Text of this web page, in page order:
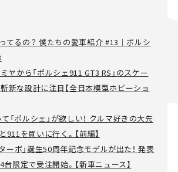
てるの？ 僕たちの愛車紹介 #13｜ポルシ
ヤから「ポルシェ911 GT3 RS」のスケー
新な設計に注目【全日本模型ホビーショ
「ポルシェ」が欲しい！ クルマ好きの大先
911を買いに行く。【前編】
ーボ」誕生50周年記念モデルが出た！ 発表
限定で受注開始。【新車ニュース】